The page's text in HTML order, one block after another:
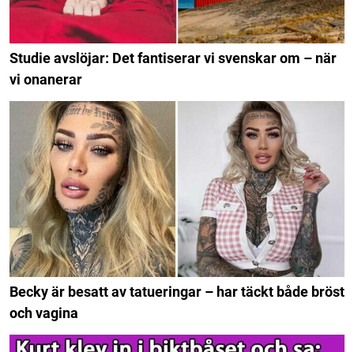
Studie avslöjar: Det fantiserar vi svenskar om – när
vi onanerar
Becky är besatt av tatueringar – har täckt både bröst
och vagina